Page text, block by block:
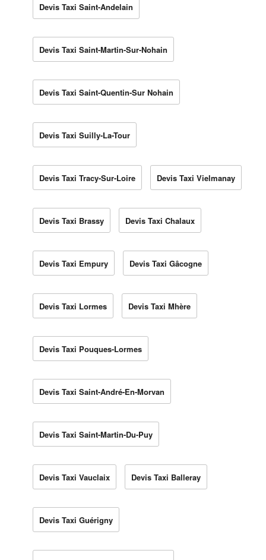
Devis Taxi Saint-Andelain
Devis Taxi Saint-Martin-Sur-Nohain
Devis Taxi Saint-Quentin-Sur Nohain
Devis Taxi Suilly-La-Tour
Devis Taxi Tracy-Sur-Loire Devis Taxi Vielmanay
Devis Taxi Brassy Devis Taxi Chalaux
Devis Taxi Empury Devis Taxi Gâcogne
Devis Taxi Lormes Devis Taxi Mhère
Devis Taxi Pouques-Lormes
Devis Taxi Saint-André-En-Morvan
Devis Taxi Saint-Martin-Du-Puy
Devis Taxi Vauclaix Devis Taxi Balleray
Devis Taxi Guérigny